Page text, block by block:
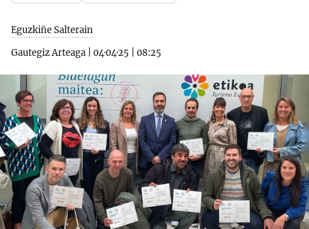
Eguzkiñe Salterain
Gautegiz Arteaga
04·04·25 08:25